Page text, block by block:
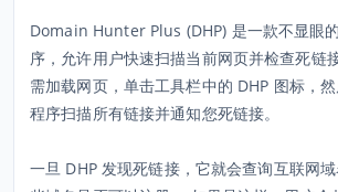
Domain Hunter Plus (DHP) 是一款不显眼
序，允许用户快速扫描当前网页并检查死链
需加载网页，单击工具栏中的 DHP 图标，
程序扫描所有链接并通知您死链接。
一旦 DHP 发现死链接，它就会查询互联网